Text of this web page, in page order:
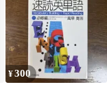
¥300